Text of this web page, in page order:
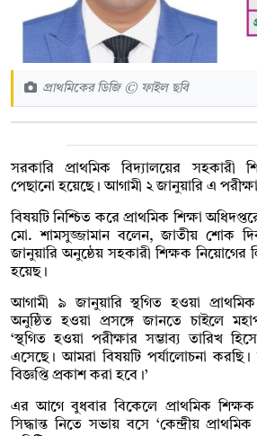
প্রাথমিকের ডিজি © ফাইল ছবি
সরকারি প্রাথমিক বিদ্যালয়ের সহকারী
পেছানো হয়েছে। আগামী ২ জানুয়ারি এ
বিষয়টি নিশ্চিত করে প্রাথমিক শিক্ষা
মো. শামসুজ্জামান বলেন, জাতীয় শোক
জানুয়ারি অনুষ্ঠেয় সহকারী শিক্ষক নিয়োগের
হয়েছ।
আগামী ৯ জানুয়ারি স্থগিত হওয়া
অনুষ্ঠিত হওয়া প্রসঙ্গে জানতে চাইলে
‘স্থগিত হওয়া পরীক্ষার সম্ভাব্য তারিখ
এসেছে। আমরা বিষয়টি পর্যালোচনা করছি।
বিজ্ঞপ্তি প্রকাশ করা হবে।’
এর আগে বুধবার বিকেলে প্রাথমিক শিক্ষক
সিদ্ধান্ত নিতে সভায় বসে ‘কেন্দ্রীয়